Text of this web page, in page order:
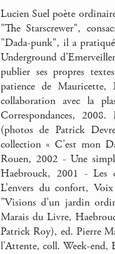
Lucien Suel poète
"The Starscrewer",
"Dada-punk", il a
Underground
publier ses propres
patience de
collaboration avec la
Correspondances,
(photos de Patrick
collection « C’est mon
Rouen, 2002 - Une
Haebrouck, 2001 - Les
L’envers du confort,
’’Visions d’un jardin
Marais du Livre,
Patrick Roy), ed. Pierre
l’Attente, coll. Week-end,